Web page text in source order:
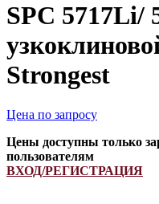
SPC 5717Li/
Strongest
Цена по запросу
Цены доступны только
пользователям
ВХОД/РЕГИСТРАЦИЯ